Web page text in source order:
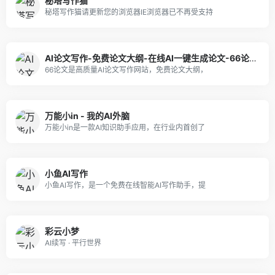
秘塔写作猫请更新您的浏览器IE浏览器已不再受支持
AI论文写作-免费论文大纲-在线AI一键生成论文-66论文 66论文
66论文是高质量AI论文写作网站，免费论文大纲，
万能小in - 我的AI外脑
万能小in是一款AI知识助手应用，在行业内首创了
小鱼AI写作
小鱼AI写作，是一个免费在线智能AI写作助手，提
彩云小梦
AI续写 · 平行世界